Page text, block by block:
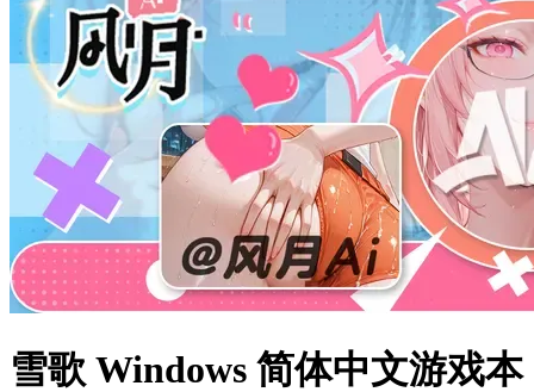
雪歌 Windows 简体中文游戏本